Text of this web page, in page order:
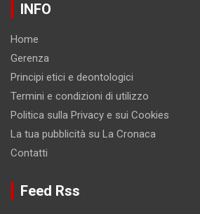
INFO
Home
Gerenza
Principi etici e deontologici
Termini e condizioni di utilizzo
Politica sulla Privacy e sui Cookies
La tua pubblicità su La Cronaca
Contatti
Feed Rss